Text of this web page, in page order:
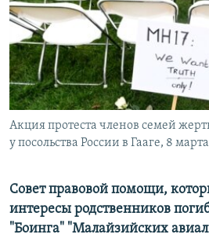
ПОБЕДИТЕЛЕЙ НЕ СУДЯТ?
КРЫМ.НЕПОКОРЕННЫЙ
ELIFBE
УКРАИНСКАЯ ПРОБЛЕМА КРЫМА
ПРИСОЕДИНЯЙТЕСЬ!
Все сайты RFE/RL
Акция протеста членов семей
у посольства России в Гааге, 8
Совет правовой помощи,
интересы родственников
"Боинга" "Малайзийских